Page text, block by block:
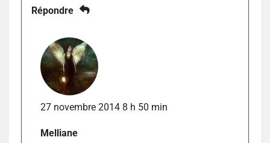
Répondre
27 novembre 2014 8 h 50 min
Melliane